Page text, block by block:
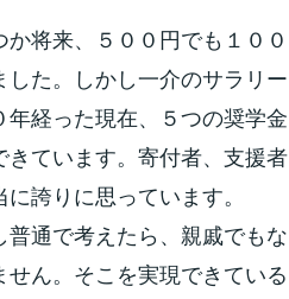
将来、５００円でも１００
た。しかし一介のサラリー
経った現在、５つの奨学金
ています。寄付者、支援者
誇りに思っています。
通で考えたら、親戚でもな
ん。そこを実現できている